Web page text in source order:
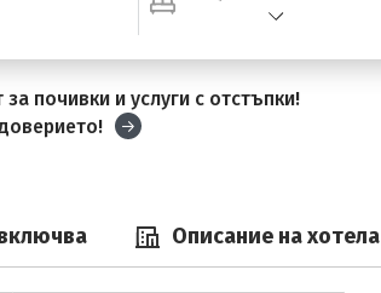
почивки и услуги с отстъпки!
Описание на хотела